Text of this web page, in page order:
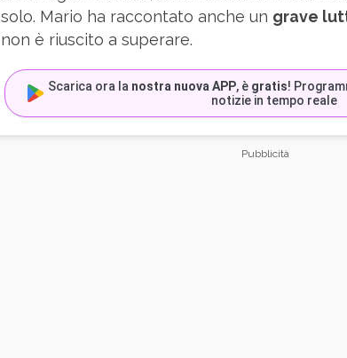
solo. Mario ha raccontato anche un grave
non è riuscito a superare.
Scarica ora la nostra nuova APP, è gratis!
notizie in tempo reale